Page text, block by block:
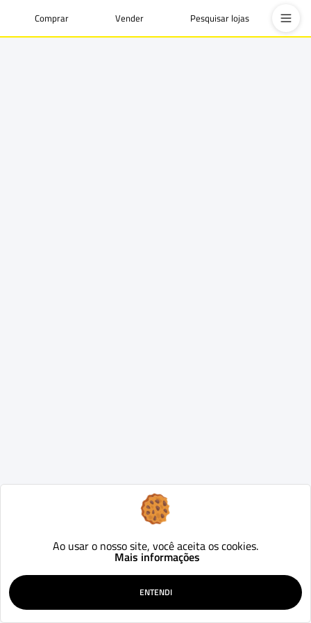
Comprar Vender Pesquisar lojas
Ao usar o nosso site, você aceita os cookies.
Mais informações
ENTENDI